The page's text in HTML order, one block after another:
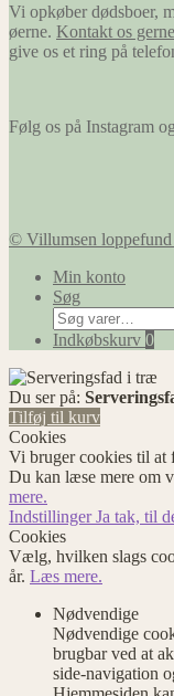
Vi opkøber dødsboer,
øerne. Kontakt os
give os et ring på
Følg os på Instagram
© Villumsen
Min konto
Søg
Søg
efter:
Indkøbskurv 0
Du ser på:
Tilføj til kurv
Cookies
Vi bruger cookies til at
Du kan læse mere om
mere.
IndstillingerJa tak, til
Cookies
Vælg, hvilken slags
år. Læs mere.
Nødvendige
Nødvendige
brugbar ved at
side-navigation